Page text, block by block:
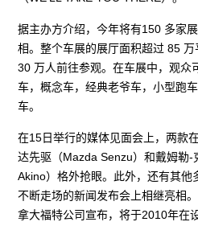
据主办方介绍，今年将有150 多家
相。整个车展的展厅面积超过 85
30 万人前往参观。在车展中，观众
车，概念车，经典老爷车，小型跑
车。
在15日举行的媒体见面会上，两款
达先驱（Mazda Senzu）和戴姆勒
Akino）格外抢眼。此外，还有其他
不断走场的新闻发布会上相继亮相
拿大福特公司宣布，将于2010年在